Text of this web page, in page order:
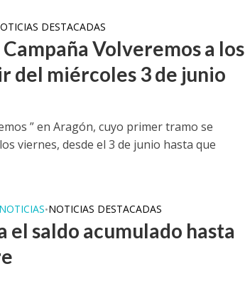
DESTACADAS
Volveremos a los
del miércoles 3 de junio
” en Aragón, cuyo primer tramo se
viernes, desde el 3 de junio hasta que
NOTICIAS•NOTICIAS DESTACADAS
el saldo acumulado hasta